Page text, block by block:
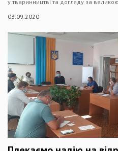
у тваринництві та догляду за
03.09.2020